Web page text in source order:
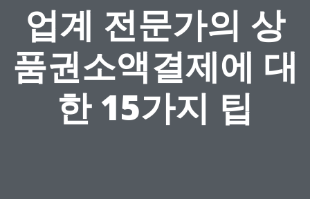
업계 전문가의 상
품권소액결제에 대
한 15가지 팁